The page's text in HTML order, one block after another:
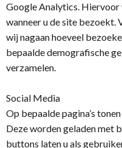
Google Analytics. Hiervoor
wanneer u de site bezoekt.
wij nagaan hoeveel
bepaalde demografische
verzamelen.
Social Media
Op bepaalde pagina’s
Deze worden geladen met
buttons laten u als